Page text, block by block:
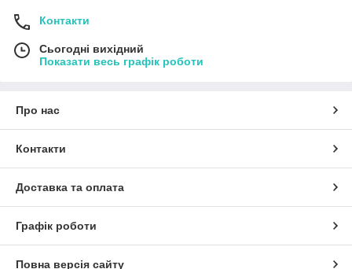
Контакти
Сьогодні вихідний
Показати весь графік роботи
Про нас
Контакти
Доставка та оплата
Графік роботи
Повна версія сайту